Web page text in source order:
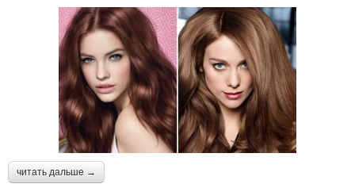
читать дальше →